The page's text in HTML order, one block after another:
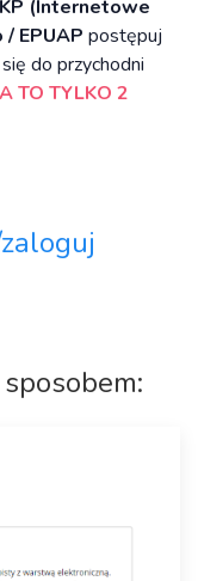
(Internetowe
EPUAP postępuj
do przychodni
TO TYLKO 2